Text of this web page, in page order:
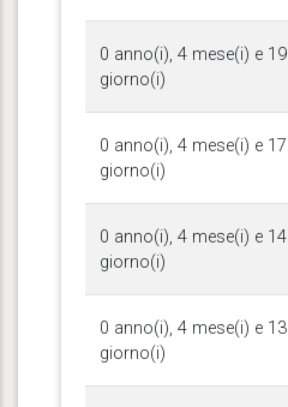
0 anno(i), 4 mese(i) e 19
giorno(i)
0 anno(i), 4 mese(i) e 17
giorno(i)
0 anno(i), 4 mese(i) e 14
giorno(i)
0 anno(i), 4 mese(i) e 13
giorno(i)